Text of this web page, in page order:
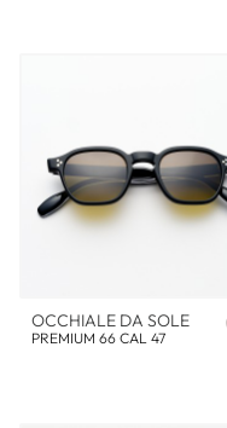
OCCHIALE DA SOLE
PREMIUM 66 CAL 47